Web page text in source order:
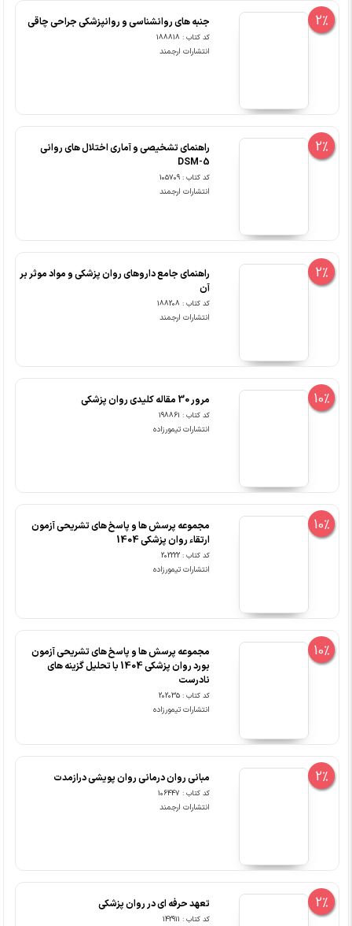
2% جنبه های روانشناسی و روانپزشکی جراحی چاقی
کد کتاب : 188818
انتشارات ارجمند
2%
راهنمای تشخیصی و آماری اختلال های روانی
DSM-5
کد کتاب : 105709
انتشارات ارجمند
2%
راهنمای جامع داروهای روان پزشکی و مواد موثر بر
آن
کد کتاب : 188208
انتشارات ارجمند
10% مرور 30 مقاله کلیدی روان پزشکی
کد کتاب : 198861
انتشارات تیمورزاده
10%
مجموعه پرسش ها و پاسخ های تشریحی آزمون
ارتقاء روان پزشکی 1404
کد کتاب : 202222
انتشارات تیمورزاده
10%
مجموعه پرسش ها و پاسخ های تشریحی آزمون
بورد روان پزشکی 1404 با تحلیل گزینه های
نادرست
کد کتاب : 202035
انتشارات تیمورزاده
2% مبانی روان درمانی روان پویشی درازمدت
کد کتاب : 106447
انتشارات ارجمند
2% تعهد حرفه ای در روان پزشکی
کد کتاب : 142911